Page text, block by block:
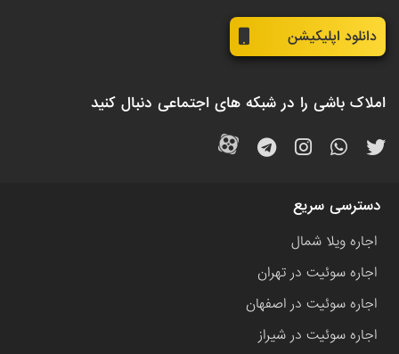
دانلود اپلیکیشن
املاک باشی را در شبکه های اجتماعی دنبال کنید
دسترسی سریع
اجاره ویلا شمال
اجاره سوئیت در تهران
اجاره سوئیت در اصفهان
اجاره سوئیت در شیراز